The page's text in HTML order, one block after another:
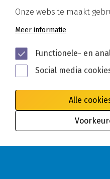
Onze website maakt
Meer informatie
Functionele- en
Social media
Alle